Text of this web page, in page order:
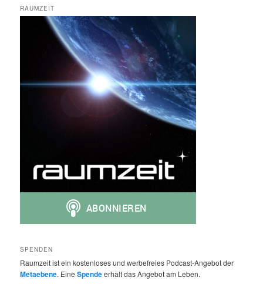
RAUMZEIT
SPENDEN
Raumzeit ist ein kostenloses und werbefreies Podcast-Angebot der
Metaebene. EineSpendeerhält das Angebot am Leben.